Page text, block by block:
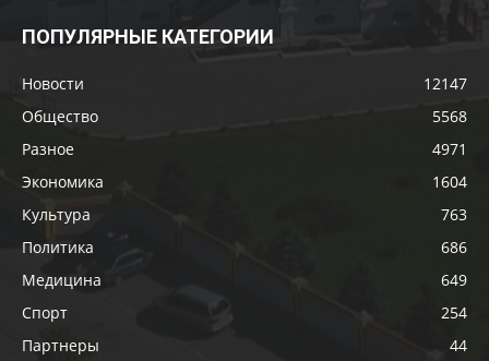
ПОПУЛЯРНЫЕ КАТЕГОРИИ
Новости
12147
Общество
5568
Разное
4971
Экономика
1604
Культура
763
Политика
686
Медицина
649
Спорт
254
Партнеры
44